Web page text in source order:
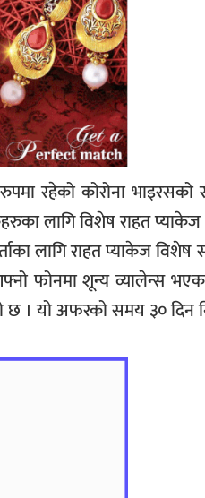
रुपमा रहेको कोरोना
लागि विशेष राहत
लागि राहत प्याकेज
फोनमा शून्य व्यालेन्स भएका
। यो अफरको समय ३० दिन